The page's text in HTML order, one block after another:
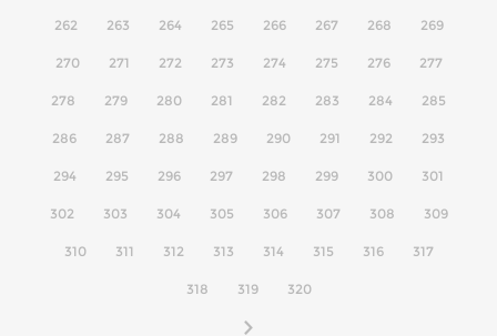
262 263 264 265 266 267 268 269
270 271 272 273 274 275 276 277
278 279 280 281 282 283 284 285
286 287 288 289 290 291 292 293
294 295 296 297 298 299 300 301
302 303 304 305 306 307 308 309
310 311 312 313 314 315 316 317
318 319 320